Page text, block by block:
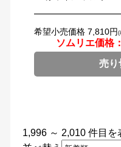
希望小売価格 7,810円(
ソムリエ価格
売り
1,996 ～ 2,010 件目を